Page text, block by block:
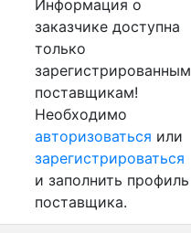
Информация о
заказчике доступна
только
зарегистрированным
поставщикам!
Необходимо
авторизоваться или
зарегистрироваться
и заполнить профиль
поставщика.